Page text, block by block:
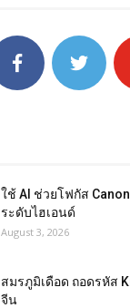
ใช้ AI ช่วยโฟกัส
ระดับไฮเอนด์
August 3, 2026
สมรภูมิเดือด ถอดรหัส
จีน